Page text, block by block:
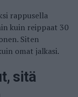
rappusella
kuin reippaat 30
Siten
omat jalkasi.
sitä